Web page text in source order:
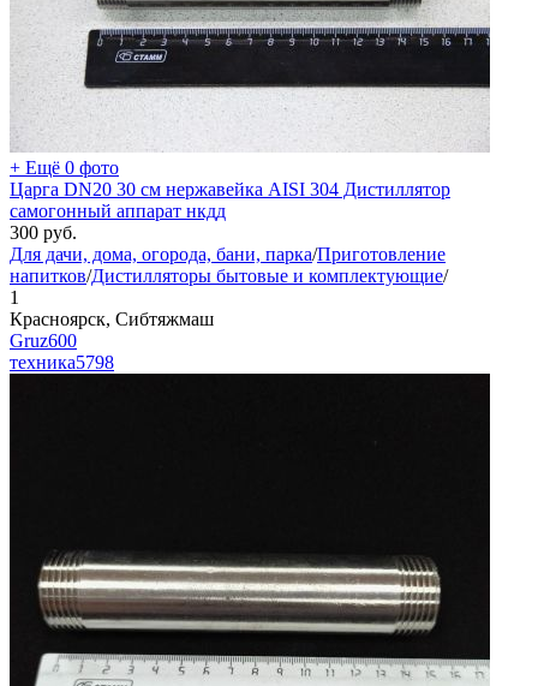
+ Ещё 0 фото
Царга DN20 30 см нержавейка AISI 304 Дистиллятор
самогонный аппарат нкдд
300 руб.
Для дачи, дома, огорода, бани, парка/Приготовление
напитков/Дистилляторы бытовые и комплектующие/
1
Красноярск, Сибтяжмаш
Gruz600
техника5798